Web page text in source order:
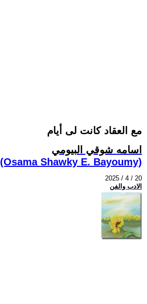
مع العقاد كانت لى أيام
اسامه شوقي البيومي
(Osama Shawky E. Bayoumy)
2025 / 4 / 20
الادب والفن